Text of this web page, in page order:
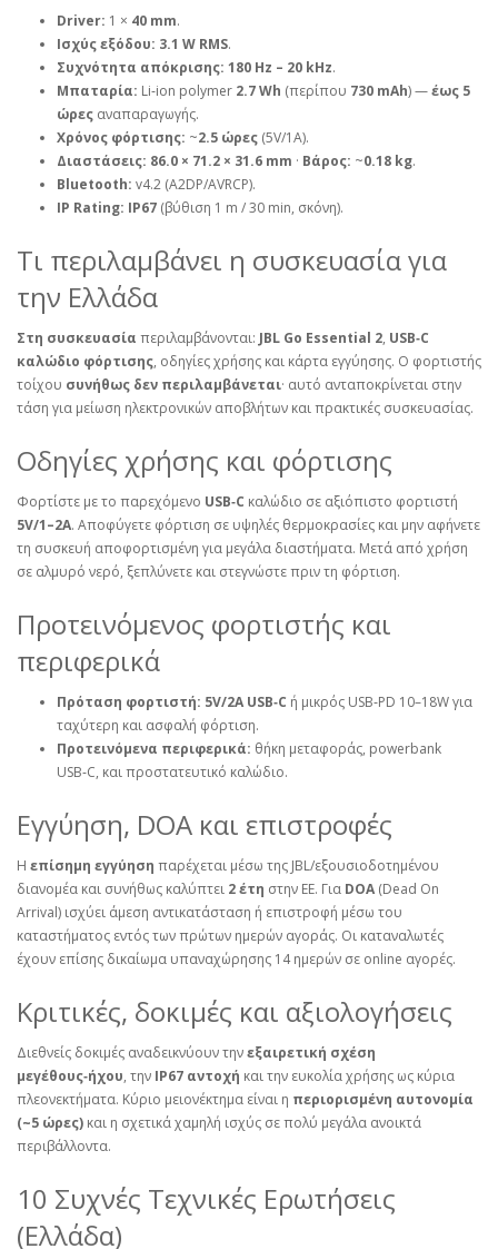
Driver: 1 × 40 mm.
Ισχύς εξόδου: 3.1 W RMS.
Συχνότητα απόκρισης: 180 Hz – 20 kHz.
Μπαταρία: Li‑ion polymer 2.7 Wh (περίπου 730 mAh) —έως 5
ώρες αναπαραγωγής.
Χρόνος φόρτισης: ~2.5 ώρες (5V/1A).
Διαστάσεις: 86.0 × 71.2 × 31.6 mm · Βάρος: ~0.18 kg.
Bluetooth: v4.2 (A2DP/AVRCP).
IP Rating: IP67 (βύθιση 1 m / 30 min, σκόνη).
Τι περιλαμβάνει η συσκευασία για
την Ελλάδα
Στη συσκευασία περιλαμβάνονται: JBL Go Essential 2, USB‑C
καλώδιο φόρτισης, οδηγίες χρήσης και κάρτα εγγύησης. Ο φορτιστής
τοίχου συνήθως δεν περιλαμβάνεται· αυτό ανταποκρίνεται στην
τάση για μείωση ηλεκτρονικών αποβλήτων και πρακτικές συσκευασίας.
Οδηγίες χρήσης και φόρτισης
Φορτίστε με το παρεχόμενο USB‑C καλώδιο σε αξιόπιστο φορτιστή
5V/1–2A. Αποφύγετε φόρτιση σε υψηλές θερμοκρασίες και μην αφήνετε
τη συσκευή αποφορτισμένη για μεγάλα διαστήματα. Μετά από χρήση
σε αλμυρό νερό, ξεπλύνετε και στεγνώστε πριν τη φόρτιση.
Προτεινόμενος φορτιστής και
περιφερικά
Πρόταση φορτιστή: 5V/2A USB‑C ή μικρός USB‑PD 10–18W για
ταχύτερη και ασφαλή φόρτιση.
Προτεινόμενα περιφερικά: θήκη μεταφοράς, powerbank
USB‑C, και προστατευτικό καλώδιο.
Εγγύηση, DOA και επιστροφές
Η επίσημη εγγύηση παρέχεται μέσω της JBL/εξουσιοδοτημένου
διανομέα και συνήθως καλύπτει 2 έτη στην ΕΕ. Για DOA (Dead On
Arrival) ισχύει άμεση αντικατάσταση ή επιστροφή μέσω του
καταστήματος εντός των πρώτων ημερών αγοράς. Οι καταναλωτές
έχουν επίσης δικαίωμα υπαναχώρησης 14 ημερών σε online αγορές.
Κριτικές, δοκιμές και αξιολογήσεις
Διεθνείς δοκιμές αναδεικνύουν τηνεξαιρετική σχέση
μεγέθους‑ήχου, την IP67 αντοχή και την ευκολία χρήσης ως κύρια
πλεονεκτήματα. Κύριο μειονέκτημα είναι η περιορισμένη αυτονομία
(~5 ώρες) και η σχετικά χαμηλή ισχύς σε πολύ μεγάλα ανοικτά
περιβάλλοντα.
10 Συχνές Τεχνικές Ερωτήσεις
(Ελλάδα)